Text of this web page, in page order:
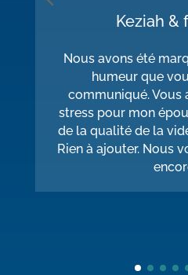
Keziah &
Nous avons été
humeur que
communiqué. Vous
stress pour mon
de la qualité de la
Rien à ajouter. Nous